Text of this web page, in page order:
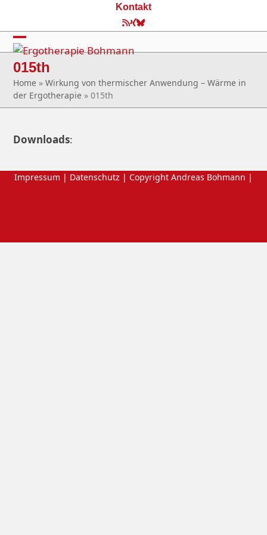
content
Kontakt
RSS
XingBluesky
Open
mobile
menu
Close
mobile
menu
015th
Home »Wirkung von thermischer Anwendung – Wärme in
der Ergotherapie »015th
Downloads:
Impressum | Datenschutz | Copyright Andreas Bohmann |